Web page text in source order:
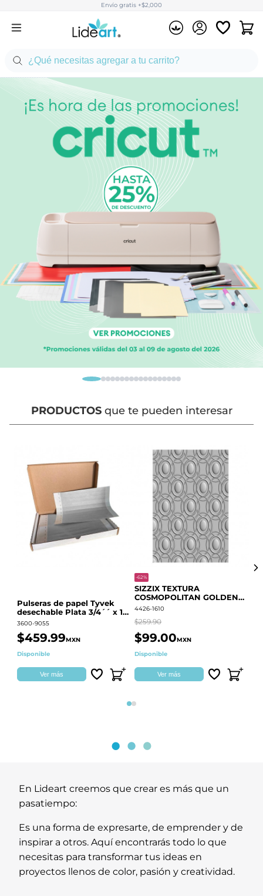
Envío gratis +$2,000
PRODUCTOSque te pueden interesar
Pulseras de papel Tyvek
desechable Plata 3/4´´ x 10
´´
3600-9055
$459.99MXN
Disponible
Ver más
-62%
SIZZIX TEXTURA
COSMOPOLITAN GOLDEN
RINGS S.PARK 666700
4426-1610
$259.90
$99.00MXN
Disponible
Ver más
Página 1
Página 2
En Lideart creemos que crear es más que un
pasatiempo:
Es una forma de expresarte, de emprender y de
inspirar a otros. Aquí encontrarás todo lo que
necesitas para transformar tus ideas en
proyectos llenos de color, pasión y creatividad.